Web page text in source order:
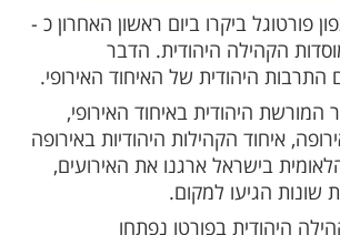
המלאים המתקיימים בעיר":
האירופאי
ומפתיע! התחברו לכל
בלחיצה כאן >>>​